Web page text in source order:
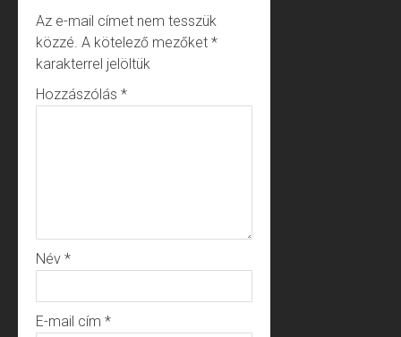
Az e-mail címet nem tesszük
közzé. A kötelező mezőket *
karakterrel jelöltük
Hozzászólás *
Név *
E-mail cím *